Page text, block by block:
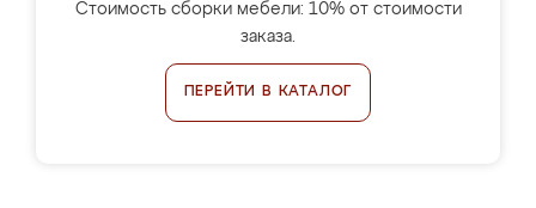
Стоимость сборки мебели: 10% от стоимости
заказа.
ПЕРЕЙТИ В КАТАЛОГ